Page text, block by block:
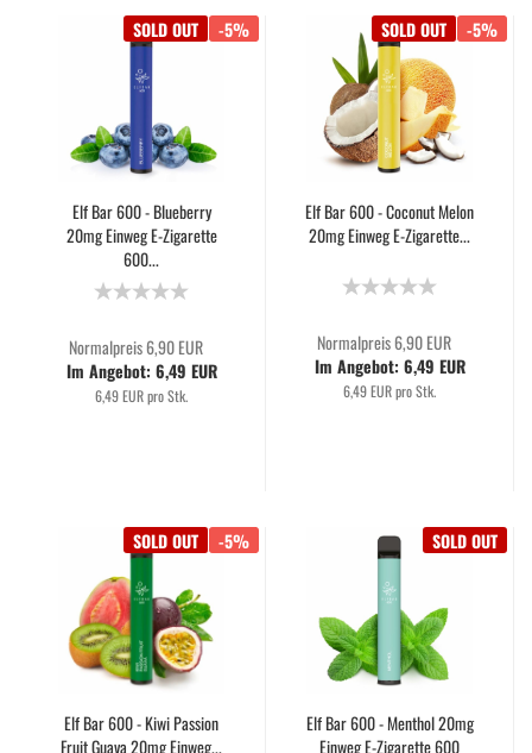
SOLD OUT -5%
Elf Bar 600 - Blueberry
20mg Einweg E-Zigarette
600...
Normalpreis 6,90 EUR
Im Angebot: 6,49 EUR
6,49 EUR pro Stk.
SOLD OUT -5%
Elf Bar 600 - Coconut Melon
20mg Einweg E-Zigarette...
Normalpreis 6,90 EUR
Im Angebot: 6,49 EUR
6,49 EUR pro Stk.
SOLD OUT -5%
Elf Bar 600 - Kiwi Passion
Fruit Guava 20mg Einweg...
SOLD OUT
Elf Bar 600 - Menthol 20mg
Einweg E-Zigarette 600